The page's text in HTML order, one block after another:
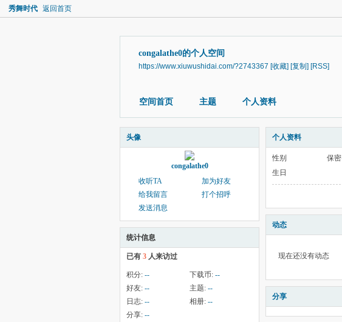
秀舞时代 返回首页
congalathe0的个人空间
https://www.xiuwushidai.com/?2743367 [收藏] [复制] [RSS]
空间首页 主题 个人资料
头像
congalathe0
收听TA
加为好友
给我留言
打个招呼
发送消息
统计信息
已有 3 人来访过
积分: -- 下载币: --
好友: -- 主题: --
日志: -- 相册: --
分享: --
个人资料
性别
保密
生日
动态
现在还没有动态
分享